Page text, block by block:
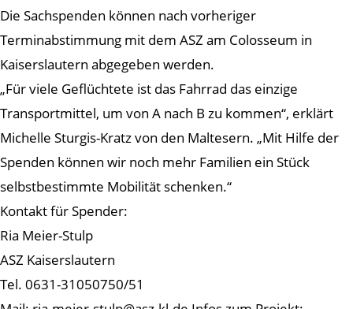
Die Sachspenden können nach vorheriger
Terminabstimmung mit dem ASZ am Colosseum in
Kaiserslautern abgegeben werden.
„Für viele Geflüchtete ist das Fahrrad das einzige
Transportmittel, um von A nach B zu kommen“, erklärt
Michelle Sturgis-Kratz von den Maltesern. „Mit Hilfe der
Spenden können wir noch mehr Familien ein Stück
selbstbestimmte Mobilität schenken.“
Kontakt für Spender:
Ria Meier-Stulp
ASZ Kaiserslautern
Tel. 0631-31050750/51